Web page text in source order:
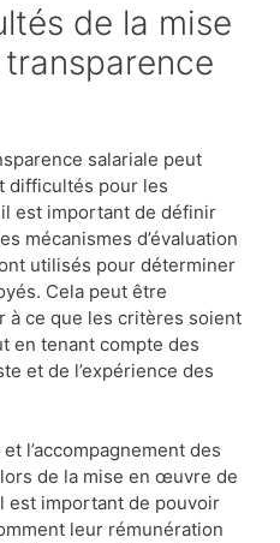
salariale peut
difficultés pour les
est important de définir
mécanismes d’évaluation
utilisés pour déterminer
Cela peut être
à ce que les critères soient
en tenant compte des
et de l’expérience des
l’accompagnement des
de la mise en œuvre de
est important de pouvoir
leur rémunération